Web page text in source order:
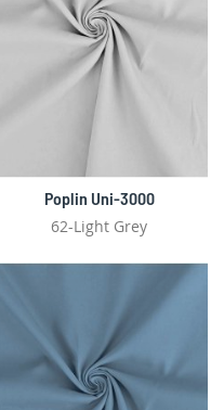
Poplin Uni-3000
62-Light Grey